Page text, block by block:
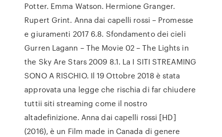
Potter. Emma Watson. Hermione Granger.
Rupert Grint. Anna dai capelli rossi – Promesse
e giuramenti 2017 6.8. Sfondamento dei cieli
Gurren Lagann – The Movie 02 – The Lights in
the Sky Are Stars 2009 8.1. La I SITI STREAMING
SONO A RISCHIO. Il 19 Ottobre 2018 è stata
approvata una legge che rischia di far chiudere
tuttii siti streaming come il nostro
altadefinizione. Anna dai capelli rossi [HD]
(2016), è un Film made in Canada di genere